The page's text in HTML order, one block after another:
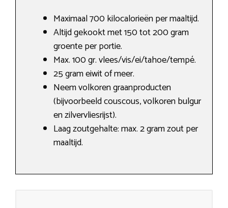
Maximaal 700 kilocalorieën per maaltijd.
Altijd gekookt met 150 tot 200 gram
groente per portie.
Max. 100 gr. vlees/vis/ei/tahoe/tempé.
25 gram eiwit of meer.
Neem volkoren graanproducten
(bijvoorbeeld couscous, volkoren bulgur
en zilvervliesrijst).
Laag zoutgehalte: max. 2 gram zout per
maaltijd.